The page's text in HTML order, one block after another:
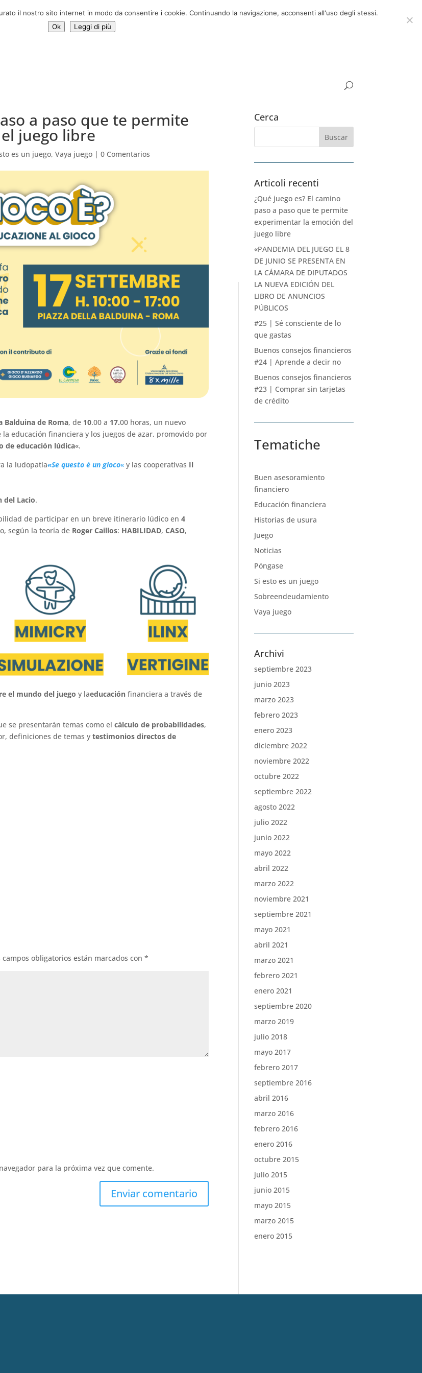
a paso que te permite
juego libre
es un juego,Vaya juego |0 Comentarios
Balduina de Roma, de 10.00 a 17.00 horas, un nuevo
educación financiera y los juegos de azar, promovido por
de educación lúdica«.
la ludopatía«Se questo è un gioco« y las cooperativas Il
del Lacio.
de participar en un breve itinerario lúdico en4
según la teoría de Roger Caillos: HABILIDAD,CASO,
el mundo del juego y laeducación financiera a través de
se presentarán temas como elcálculo de probabilidades,
definiciones de temas ytestimonios directos de
campos obligatorios están marcados con*
para la próxima vez que comente.
Cerca
Articoli recenti
¿Qué juego es? El camino
paso a paso que te permite
experimentar la emoción del
juego libre
«PANDEMIA DEL JUEGO EL 8
DE JUNIO SE PRESENTA EN
LA CÁMARA DE DIPUTADOS
LA NUEVA EDICIÓN DEL
LIBRO DE ANUNCIOS
PÚBLICOS
#25 | Sé consciente de lo
que gastas
Buenos consejos financieros
#24 | Aprende a decir no
Buenos consejos financieros
#23 | Comprar sin tarjetas
de crédito
Tematiche
Buen asesoramiento
financiero
Educación financiera
Historias de usura
Juego
Noticias
Póngase
Si esto es un juego
Sobreendeudamiento
Vaya juego
Archivi
septiembre 2023
junio 2023
marzo 2023
febrero 2023
enero 2023
diciembre 2022
noviembre 2022
octubre 2022
septiembre 2022
agosto 2022
julio 2022
junio 2022
mayo 2022
abril 2022
marzo 2022
noviembre 2021
septiembre 2021
mayo 2021
abril 2021
marzo 2021
febrero 2021
enero 2021
septiembre 2020
marzo 2019
julio 2018
mayo 2017
febrero 2017
septiembre 2016
abril 2016
marzo 2016
febrero 2016
enero 2016
octubre 2015
julio 2015
junio 2015
mayo 2015
marzo 2015
enero 2015
il nostro sito internet in modo da consentire i cookie. Continuando la navigazione, acconsenti all'uso degli stessi.
Ok
Leggi di più